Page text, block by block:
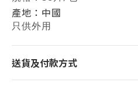
產地：中國
只供外用
送貨及付款方式